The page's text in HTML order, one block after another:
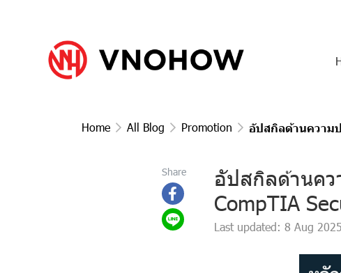
Home All Blog Promotion อัปสกิลด้านความ
Share
อัปสกิลด้านค
CompTIA
Last updated: 8 Aug 2025